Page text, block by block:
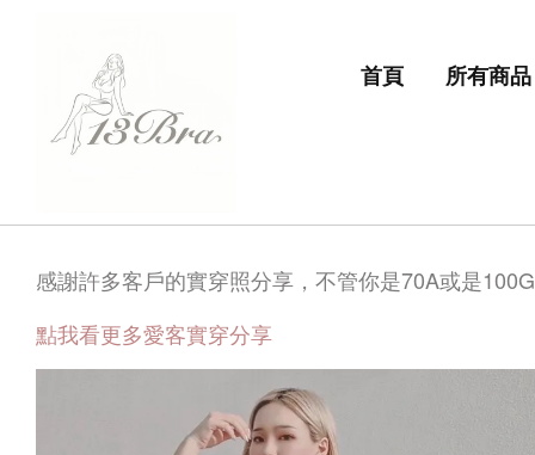
首頁 所有商品
感謝許多客戶的實穿照分享，不管你是70A或是
點我看更多愛客實穿分享